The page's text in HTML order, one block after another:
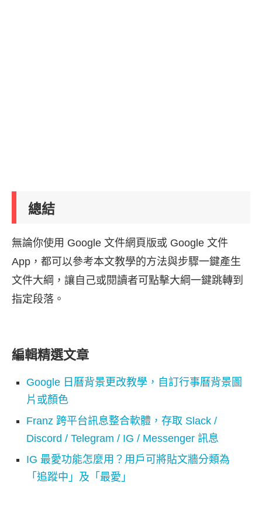
總結
無論你使用 Google 文件網頁版或 Google 文件
App，都可以參考本文教學的方法與步驟一鍵產生
文件大綱，讓自己或閱讀者可點擊大綱一鍵跳轉到
指定段落。
編輯精選文章
Google 日曆背景更改教學，自訂行事曆背景圖
片或顏色
Franz 跨平台訊息整合軟體，存取 Slack /
Discord / Telegram / IG / Messenger 訊息
IG 最愛功能怎麼用？用戶可將貼文牆分類為
「追蹤中」及「最愛」